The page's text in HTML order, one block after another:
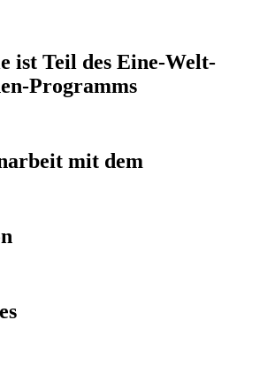
ist Teil des Eine-Welt-
Programms
mit dem